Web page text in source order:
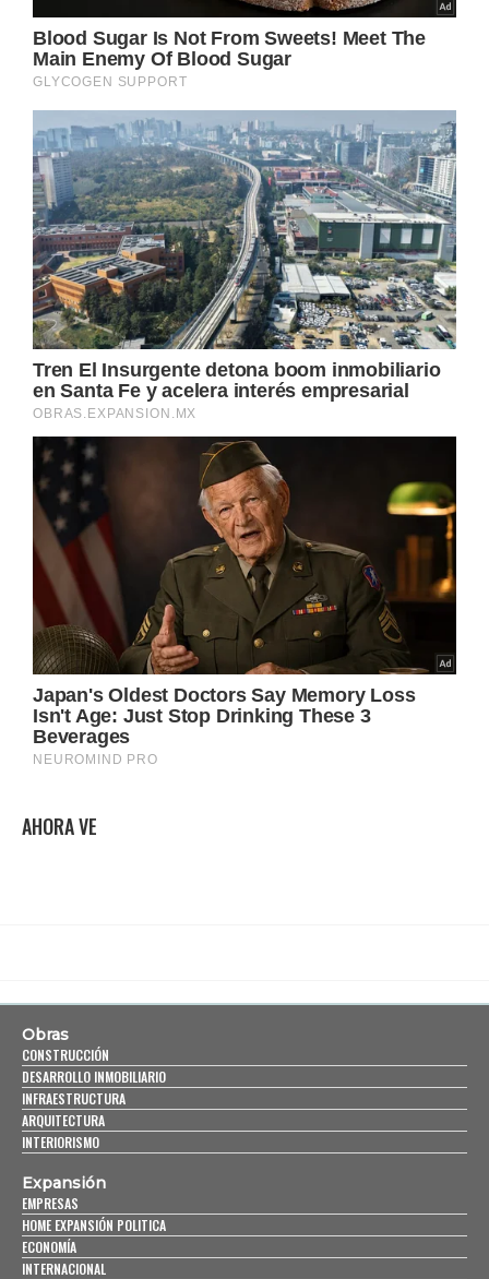
AHORA VE
Obras
CONSTRUCCIÓN
DESARROLLO INMOBILIARIO
INFRAESTRUCTURA
ARQUITECTURA
INTERIORISMO
Expansión
EMPRESAS
HOME EXPANSIÓN POLITICA
ECONOMÍA
INTERNACIONAL